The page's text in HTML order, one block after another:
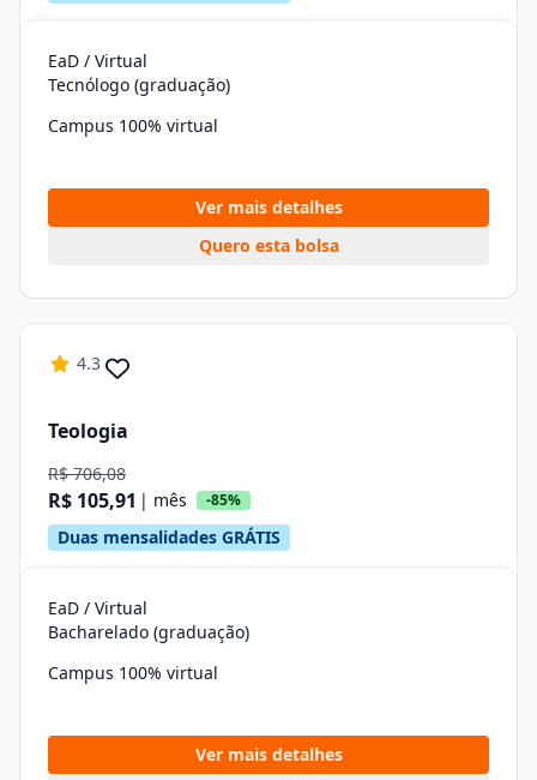
EaD / Virtual
Tecnólogo (graduação)
Campus 100% virtual
Ver mais detalhes
Quero esta bolsa
4.3
Teologia
R$ 706,08
R$ 105,91 | mês -85%
Duas mensalidades GRÁTIS
EaD / Virtual
Bacharelado (graduação)
Campus 100% virtual
Ver mais detalhes